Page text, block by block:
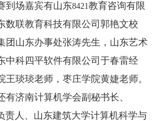
到场嘉宾有山东8421教育咨询有限
数联教育科技有限公司郭艳文校
团山东办事处张涛先生，山东艺术
中科四平软件有限公司于春雷经
王琰琰老师，枣庄学院黄婕老师。
有济南计算机学会副秘书长、
责人、山东建筑大学计算机科学与